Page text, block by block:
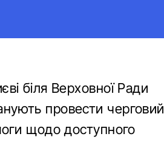
біля Верховної Ради
провести черговий
щодо доступного